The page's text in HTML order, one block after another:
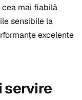
cea mai fiabilă
sensibile la
excelente
servire